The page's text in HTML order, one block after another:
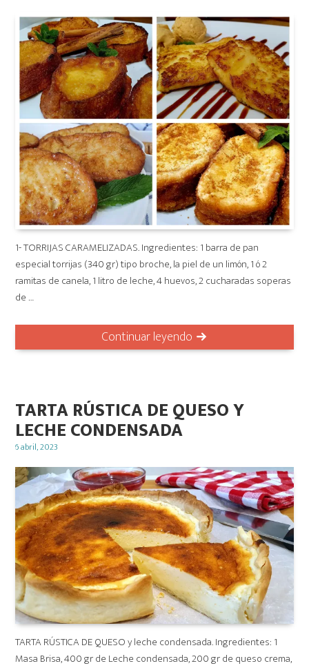
1- TORRIJAS CARAMELIZADAS. Ingredientes: 1 barra de pan
especial torrijas (340 gr) tipo broche, la piel de un limón, 1 ó 2
ramitas de canela, 1 litro de leche, 4 huevos, 2 cucharadas soperas
de …
Continuar leyendo
TARTA RÚSTICA DE QUESO Y
LECHE CONDENSADA
Posted
6 abril, 2023
TARTA RÚSTICA DE QUESO y leche condensada. Ingredientes: 1
Masa Brisa, 400 gr de Leche condensada, 200 gr de queso crema,